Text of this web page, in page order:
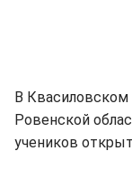
В Квасиловском
Ровенской
учеников